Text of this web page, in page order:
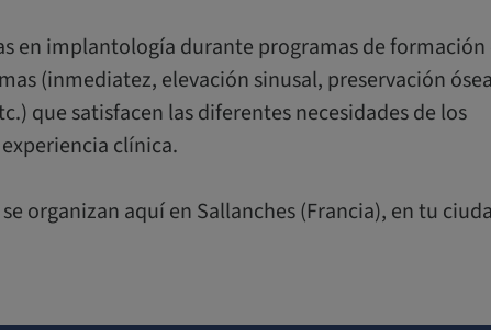
en implantología durante programas de formación
(inmediatez, elevación sinusal, preservación
que satisfacen las diferentes necesidades de los
clínica.
organizan aquí en Sallanches (Francia), en tu